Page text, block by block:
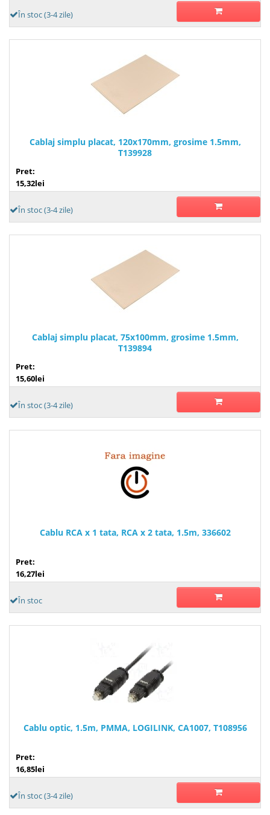
În stoc (3-4 zile)
Cablaj simplu placat, 120x170mm, grosime 1.5mm,
T139928
Pret:
15,32lei
În stoc (3-4 zile)
Cablaj simplu placat, 75x100mm, grosime 1.5mm,
T139894
Pret:
15,60lei
În stoc (3-4 zile)
Cablu RCA x 1 tata, RCA x 2 tata, 1.5m, 336602
Pret:
16,27lei
În stoc
Cablu optic, 1.5m, PMMA, LOGILINK, CA1007, T108956
Pret:
16,85lei
În stoc (3-4 zile)